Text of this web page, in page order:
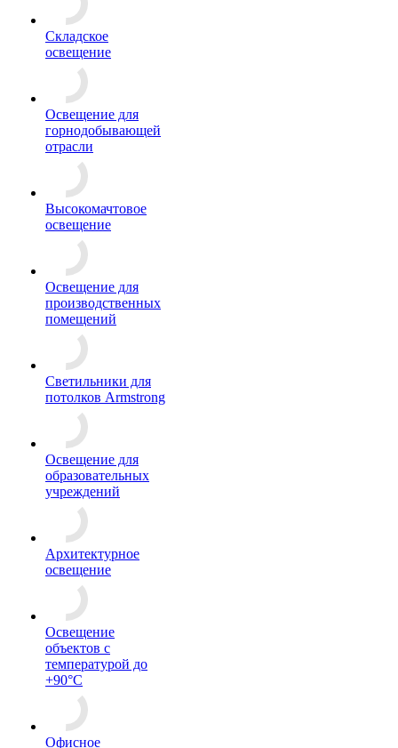
Складское
освещение
Освещение для
горнодобывающей
отрасли
Высокомачтовое
освещение
Освещение для
производственных
помещений
Светильники для
потолков Armstrong
Освещение для
образовательных
учреждений
Архитектурное
освещение
Освещение
объектов с
температурой до
+90°С
Офисное